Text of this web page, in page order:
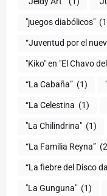
"juegos diabólicos"
“Juventud por el
"Kiko" en "El Chavo
“La Cabaña” (1)
“La Celestina (1)
"La Chilindrina" (1)
“La Familia Reyna”
“La fiebre del Disco
(1)